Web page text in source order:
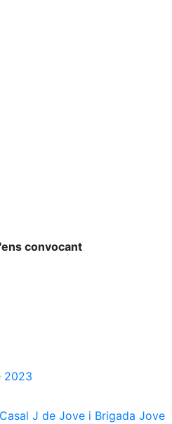
convocant
2023
J de Jove i Brigada Jove